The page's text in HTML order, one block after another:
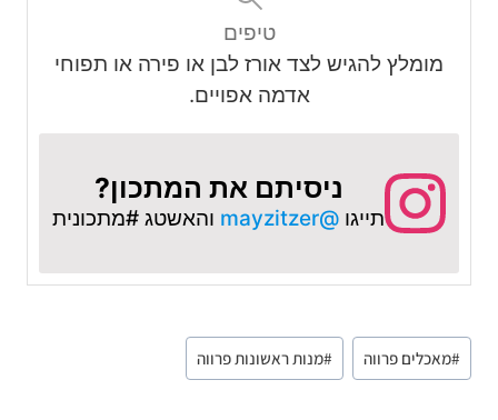
טיפים
מומלץ להגיש לצד אורז לבן או פירה או תפוחי
אדמה אפויים.
ניסיתם את המתכון?
תייגו @mayzitzer והאשטג #מתכונית
#מאכלים פרווה #מנות ראשונות פרווה